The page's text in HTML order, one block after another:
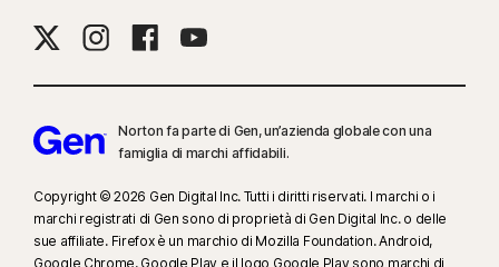
Norton fa parte di Gen, un’azienda globale con una
famiglia di marchi affidabili.
Copyright © 2026 Gen Digital Inc. Tutti i diritti riservati. I marchi o i
marchi registrati di Gen sono di proprietà di Gen Digital Inc. o delle
sue affiliate. Firefox è un marchio di Mozilla Foundation. Android,
Google Chrome, Google Play e il logo Google Play sono marchi di